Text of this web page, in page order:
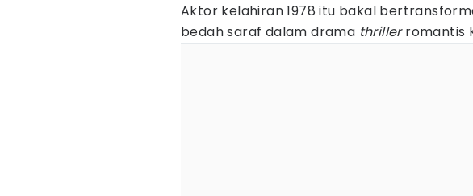
Aktor kelahiran 1978 itu bakal
bedah saraf dalam drama thrillerromantis